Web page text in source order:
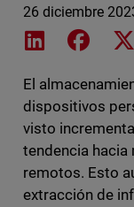
26 diciembre
Share on
El
dispositivos
visto
tendencia
remotos. Esto
extracción de